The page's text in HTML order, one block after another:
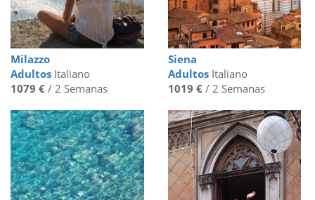
Milazzo
Adultos Italiano
1079 € / 2 Semanas
Siena
AdultosItaliano
1019 €/ 2 Semanas